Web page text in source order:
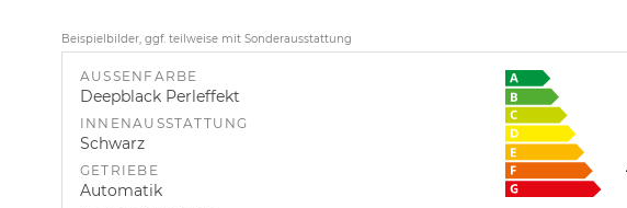
Beispielbilder, ggf. teilweise mit Sonderausstattung
AUSSENFARBE
Deepblack Perleffekt
INNENAUSSTATTUNG
Schwarz
GETRIEBE
Automatik